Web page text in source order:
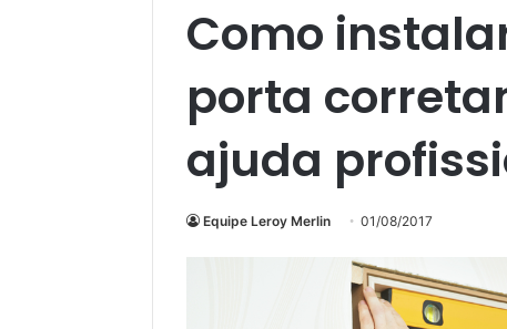
Como
porta
ajuda
Equipe Leroy Merlin 01/08/2017